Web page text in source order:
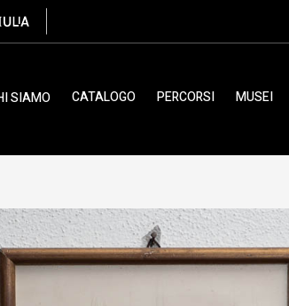
SIAMO CATALOGO PERCORSI MUSEI